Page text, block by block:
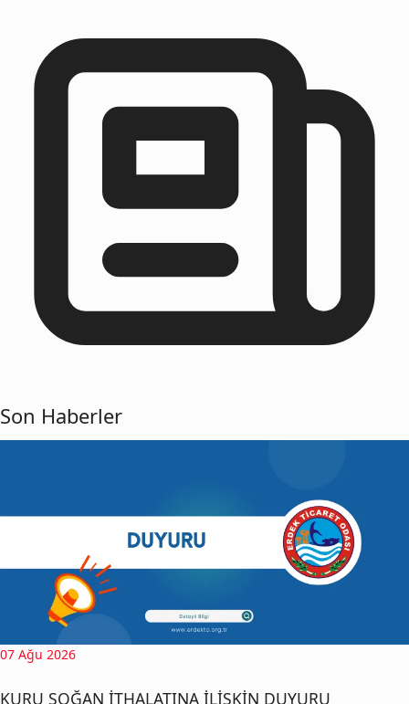
Son Haberler
07 Ağu 2026
KURU SOĞAN İTHALATINA İLİŞKİN DUYURU